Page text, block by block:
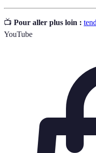
📺 Pour aller plus loin :
YouTube